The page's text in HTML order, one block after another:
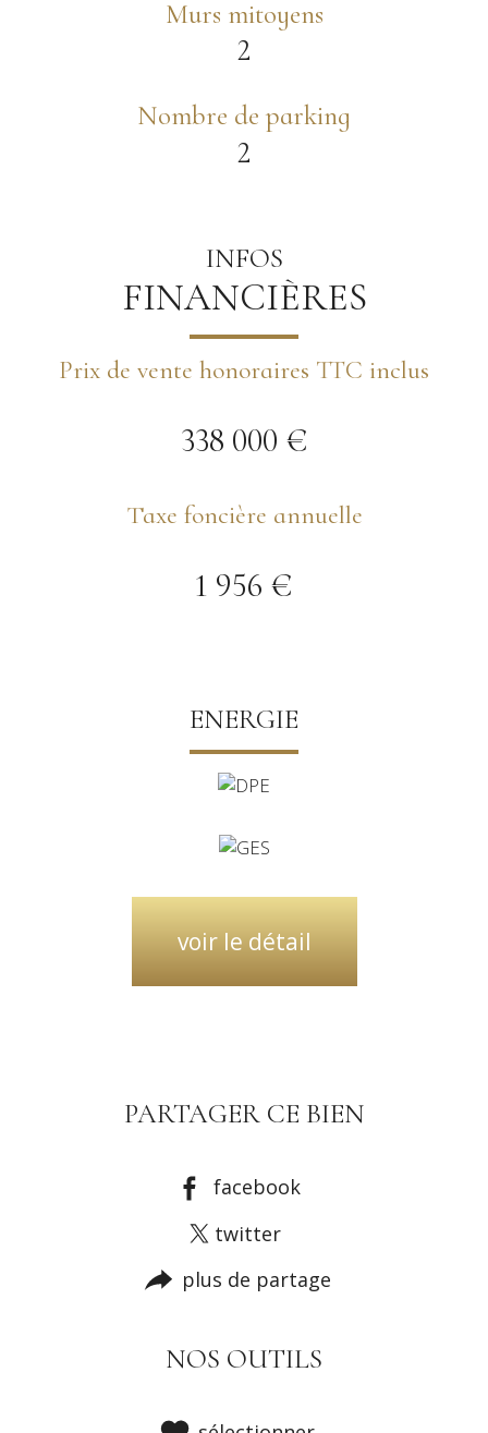
Murs mitoyens
2
Nombre de parking
2
INFOS
FINANCIÈRES
Prix de vente honoraires TTC inclus
338 000 €
Taxe foncière annuelle
1 956 €
ENERGIE
voir le détail
PARTAGER CE BIEN
facebook
twitter
plus de partage
NOS OUTILS